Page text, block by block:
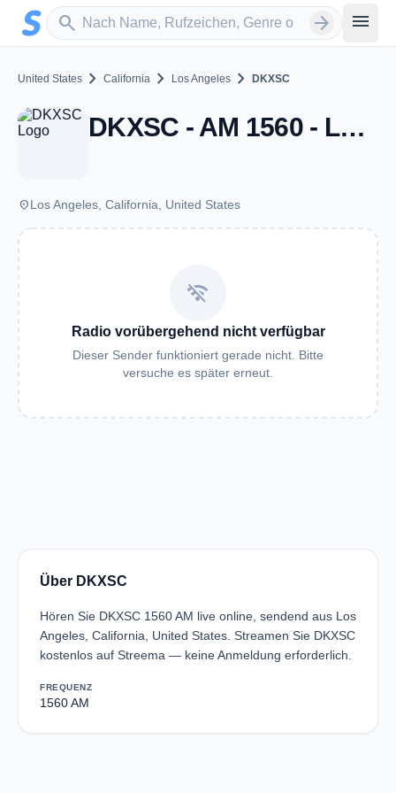
Zum Hauptinhalt springen
search
Sender suchen arrow_forward menu
United States chevron_right California chevron_right Los Angeles chevron_right DKXSC
DKXSC - AM 1560 - Los Angeles, CA
placeLos Angeles, California, United States
wifi_off
Radio vorübergehend nicht verfügbar
Dieser Sender funktioniert gerade nicht. Bitte
versuche es später erneut.
Über DKXSC
Hören Sie DKXSC 1560 AM live online, sendend aus Los
Angeles, California, United States. Streamen Sie DKXSC
kostenlos auf Streema — keine Anmeldung erforderlich.
FREQUENZ
1560 AM